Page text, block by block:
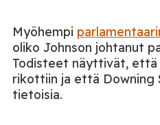
Myöhempi
oliko Johnson johtanut
Todisteet näyttivät, että
rikottiin ja että Downing
tietoisia.